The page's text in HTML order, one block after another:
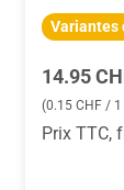
Variantes
Prix
14.95
(0.15 CHF / 1
Prix TTC,